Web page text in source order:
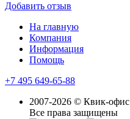
Добавить отзыв
На главную
Компания
Информация
Помощь
+7 495 649-65-88
2007-2026 © Квик-офис
Все права защищены